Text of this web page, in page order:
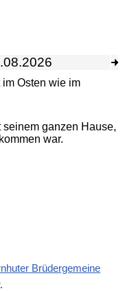
Brüdergemeine
.